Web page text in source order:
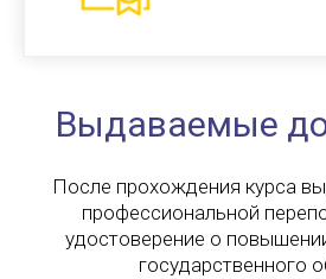
Выдаваемые
После прохождения курса
профессиональной
удостоверение о
государственного